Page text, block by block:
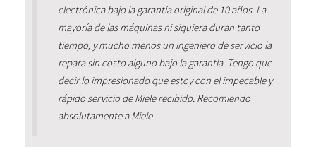
electrónica bajo la garantía original de 10 años. La
mayoría de las máquinas ni siquiera duran tanto
tiempo, y mucho menos un ingeniero de servicio la
repara sin costo alguno bajo la garantía. Tengo que
decir lo impresionado que estoy con el impecable y
rápido servicio de Miele recibido. Recomiendo
absolutamente a Miele